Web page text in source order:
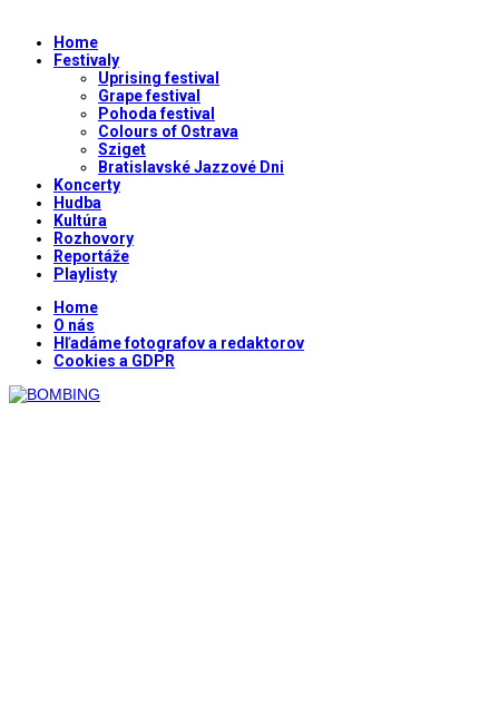
Home
Festivaly
Uprising festival
Grape festival
Pohoda festival
Colours of Ostrava
Sziget
Bratislavské Jazzové Dni
Koncerty
Hudba
Kultúra
Rozhovory
Reportáže
Playlisty
Home
O nás
Hľadáme fotografov a redaktorov
Cookies a GDPR